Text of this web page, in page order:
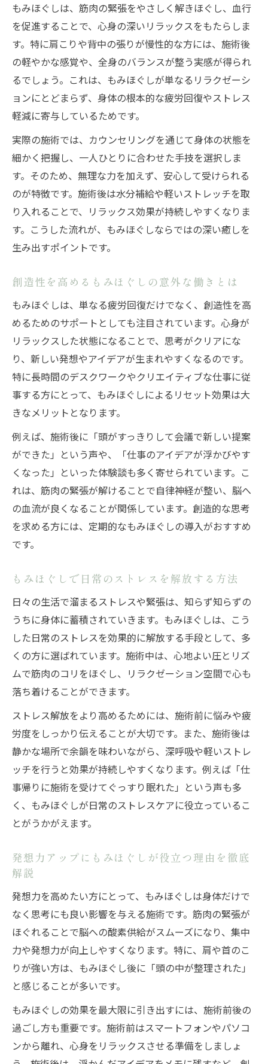
もみほぐしと整体の違いを分かりやすく解
説
自分に合うもみほぐしの選び方と比較ポイ
ント
もみほぐしと整体はどっちが効果的か実例
で紹介
極め方
整体との相乗効果を引き出すもみほぐし活
用法
施術後のだるさを安心に変えるもみほぐし活用
もみほぐし施術後のだるさの正体と安心対
だるさを回復に変えるもみほぐし後のケア
方法
もみほぐし後の変化を安心して乗り越える
秘訣
施術後に効果を高めるもみほぐしの受け方
とは
だるさや眠気はもみほぐしの好転反応なの
か解説
創造性を引き上げるもみほぐしの効果を徹底解
説
もみほぐしで創造力が高まるメカニズムを
解説
発想が豊かになるもみほぐしの効果的な活
用法
もみほぐし施術による心身の調和と創造性
向上
アイデア発想を助けるもみほぐし施術の特
徴
短時間から90分まで満足度で選ぶもみほぐし体
験
説
短時間もみほぐしと長時間施術の選び方比
較
もみほぐし90分は長いか実際の体感を紹介
自分に合うもみほぐし時間の選び方と目安
もみほぐし体験で満足度を高める予約のコ
もみほぐし施術後の好転反応と正しい対処法
を解説
施術後に現れるもみほぐしの好転反応とは
何か
もみほぐし後の体調変化を安心に変えるポ
イント
好転反応が出た時のもみほぐし対処法と注
意点
もみほぐし施術後の水分補給や安静の重要
性
もみほぐしは、筋肉の緊張をやさしく解きほぐし、血行
を促進することで、心身の深いリラックスをもたらしま
す。特に肩こりや背中の張りが慢性的な方には、施術後
の軽やかな感覚や、全身のバランスが整う実感が得られ
るでしょう。これは、もみほぐしが単なるリラクゼーシ
ョンにとどまらず、身体の根本的な疲労回復やストレス
軽減に寄与しているためです。
実際の施術では、カウンセリングを通じて身体の状態を
細かく把握し、一人ひとりに合わせた手技を選択しま
す。そのため、無理な力を加えず、安心して受けられる
のが特徴です。施術後は水分補給や軽いストレッチを取
り入れることで、リラックス効果が持続しやすくなりま
す。こうした流れが、もみほぐしならではの深い癒しを
生み出すポイントです。
創造性を高めるもみほぐしの意外な働きとは
もみほぐしは、単なる疲労回復だけでなく、創造性を高
めるためのサポートとしても注目されています。心身が
リラックスした状態になることで、思考がクリアにな
り、新しい発想やアイデアが生まれやすくなるのです。
特に長時間のデスクワークやクリエイティブな仕事に従
事する方にとって、もみほぐしによるリセット効果は大
きなメリットとなります。
例えば、施術後に「頭がすっきりして会議で新しい提案
ができた」という声や、「仕事のアイデアが浮かびやす
くなった」といった体験談も多く寄せられています。こ
れは、筋肉の緊張が解けることで自律神経が整い、脳へ
の血流が良くなることが関係しています。創造的な思考
を求める方には、定期的なもみほぐしの導入がおすすめ
です。
もみほぐしで日常のストレスを解放する方法
日々の生活で溜まるストレスや緊張は、知らず知らずの
うちに身体に蓄積されていきます。もみほぐしは、こう
した日常のストレスを効果的に解放する手段として、多
くの方に選ばれています。施術中は、心地よい圧とリズ
ムで筋肉のコリをほぐし、リラクゼーション空間で心も
落ち着けることができます。
ストレス解放をより高めるためには、施術前に悩みや疲
労度をしっかり伝えることが大切です。また、施術後は
静かな場所で余韻を味わいながら、深呼吸や軽いストレ
ッチを行うと効果が持続しやすくなります。例えば「仕
事帰りに施術を受けてぐっすり眠れた」という声も多
く、もみほぐしが日常のストレスケアに役立っているこ
とがうかがえます。
発想力アップにもみほぐしが役立つ理由を徹底
解説
発想力を高めたい方にとって、もみほぐしは身体だけで
なく思考にも良い影響を与える施術です。筋肉の緊張が
ほぐれることで脳への酸素供給がスムーズになり、集中
力や発想力が向上しやすくなります。特に、肩や首のこ
りが強い方は、もみほぐし後に「頭の中が整理された」
と感じることが多いです。
もみほぐしの効果を最大限に引き出すには、施術前後の
過ごし方も重要です。施術前はスマートフォンやパソコ
ンから離れ、心身をリラックスさせる準備をしましょ